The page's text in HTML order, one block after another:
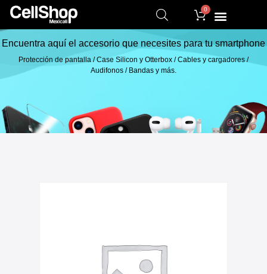
0
Encuentra aquí el accesorio que necesites para tu smartphone
Protección de pantalla / Case Silicon y Otterbox / Cables y cargadores /
Audifonos / Bandas y más.